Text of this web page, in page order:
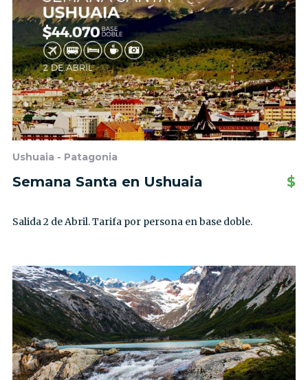
Ushuaia - Patagonia
Semana Santa en Ushuaia $
Salida 2 de Abril. Tarifa por persona en base doble.